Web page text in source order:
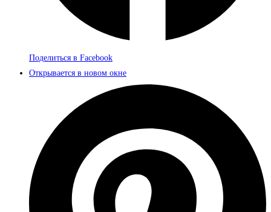
Поделиться в Facebook
Открывается в новом окне